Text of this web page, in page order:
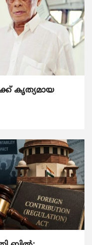
കൃത്യമായ